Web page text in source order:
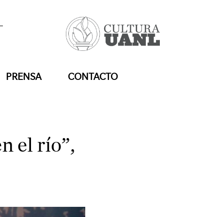
PRENSA CONTACTO
el río”,